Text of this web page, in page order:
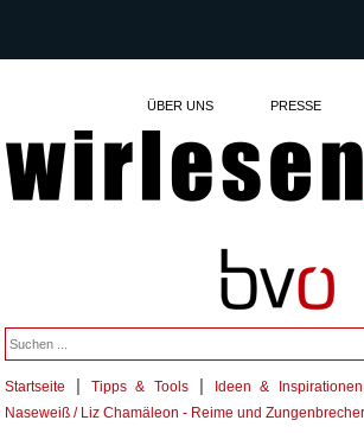
ÜBER UNS PRESSE
Sie sind hier
Startseite | Tipps & Tools | Ideen & Inspirationen
Naseweiß / Liz Chamäleon - Reime und Zungenbrecher